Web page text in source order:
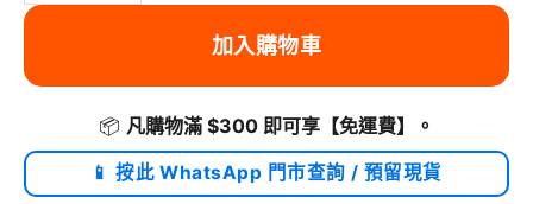
加入購物車
📦 凡購物滿 $300 即可享 【免運費】 。
📱 按此 WhatsApp 門市查詢 / 預留現貨